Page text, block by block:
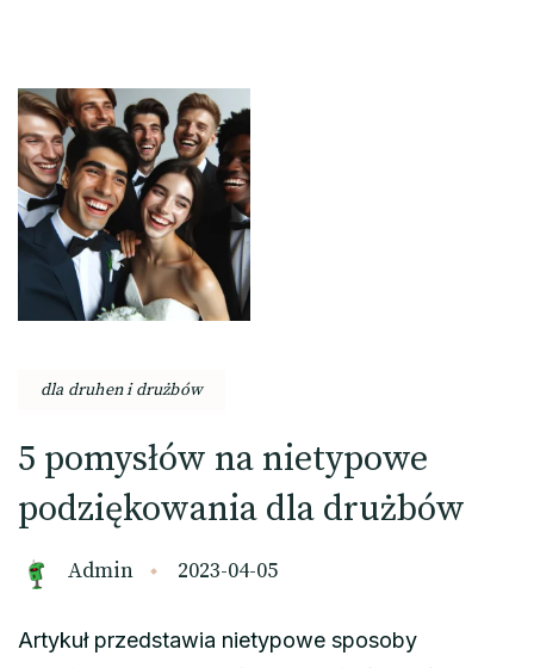
dla druhen i drużbów
5 pomysłów na nietypowe
podziękowania dla drużbów
Admin 2023-04-05
Artykuł przedstawia nietypowe sposoby